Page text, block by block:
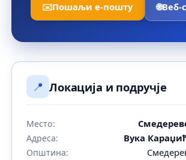
✉️Пошаљи е-пошту 🌐Веб-
📍 Локација и подручје
Место:
Адреса: Вука
Општина: